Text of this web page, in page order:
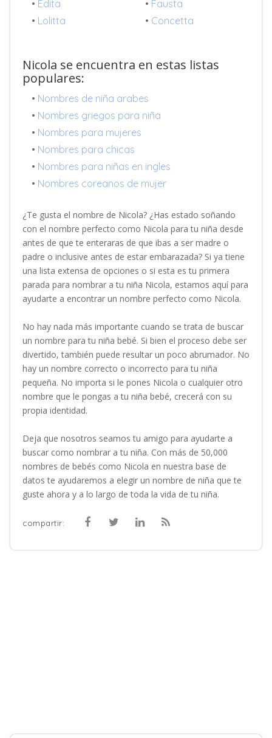
• Edita • Fausta
• Lolitta • Concetta
Nicola se encuentra en estas listas
populares:
• Nombres de niña arabes
• Nombres griegos para niña
• Nombres para mujeres
• Nombres para chicas
• Nombres para niñas en ingles
• Nombres coreanos de mujer
¿Te gusta el nombre de Nicola? ¿Has estado soñando
con el nombre perfecto como Nicola para tu niña desde
antes de que te enteraras de que ibas a ser madre o
padre o inclusive antes de estar embarazada? Si ya tiene
una lista extensa de opciones o si esta es tu primera
parada para nombrar a tu niña Nicola, estamos aquí para
ayudarte a encontrar un nombre perfecto como Nicola.
No hay nada más importante cuando se trata de buscar
un nombre para tu niña bebé. Si bien el proceso debe ser
divertido, también puede resultar un poco abrumador. No
hay un nombre correcto o incorrecto para tu niña
pequeña. No importa si le pones Nicola o cualquier otro
nombre que le pongas a tu niña bebé, crecerá con su
propia identidad.
Deja que nosotros seamos tu amigo para ayudarte a
buscar como nombrar a tu niña. Con más de 50,000
nombres de bebés como Nicola en nuestra base de
datos te ayudaremos a elegir un nombre de niña que te
guste ahora y a lo largo de toda la vida de tu niña.
compartir: